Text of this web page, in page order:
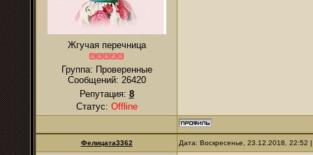
Жгучая перечница
Группа: Проверенные
Сообщений: 26420
Репутация: 8
Статус: Offline
Фелицата3362 Дата: Воскресенье, 23.12.2018,